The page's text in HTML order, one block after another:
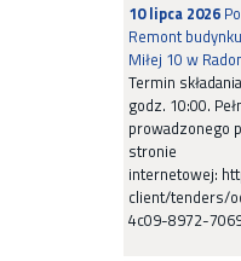
10 lipca 2026
Remont
Miłej 10 w
Termin
godz. 10:00.
prowadzonego
stronie
internetowej:
client/tenders/
4c09-8972-